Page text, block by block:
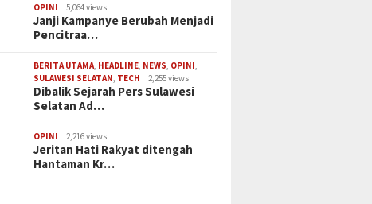
OPINI 5,064 views
Janji Kampanye Berubah Menjadi
Pencitraa…
BERITA UTAMA HEADLINE NEWS OPINI
SULAWESI SELATAN TECH 2,255 views
Dibalik Sejarah Pers Sulawesi
Selatan Ad…
OPINI 2,216 views
Jeritan Hati Rakyat ditengah
Hantaman Kr…